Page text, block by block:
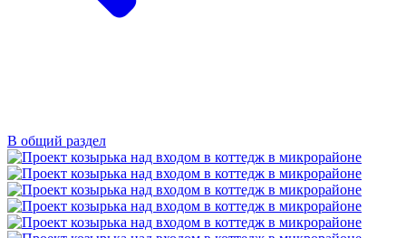
В общий раздел